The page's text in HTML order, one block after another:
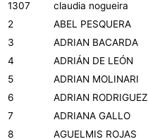
1307
claudia nogueira
2
ABEL PESQUERA
3
ADRIAN BACARDA
4
ADRIÁN DE LEÓN
5
ADRIAN MOLINARI
6
ADRIAN RODRIGUEZ
7
ADRIANA GALLO
8
AGUELMIS ROJAS